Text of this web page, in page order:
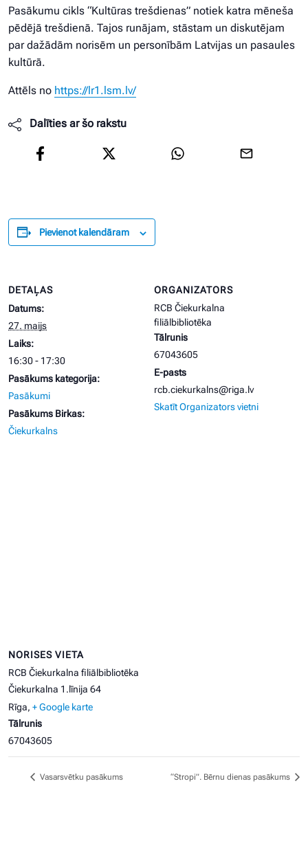
Pasākumu cikls “Kultūras trešdienas” notiek katra mēneša
pēdējā trešdienā. Tajos runājam, stāstam un diskutējam
par dažādām norisēm un personībām Latvijas un pasaules
kultūrā.
Attēls no https://lr1.lsm.lv/
Dalīties ar šo rakstu
Pievienot kalendāram
DETAĻAS
Datums:
27. maijs
Laiks:
16:30 - 17:30
Pasākums kategorija:
Pasākumi
Pasākums Birkas:
Čiekurkalns
ORGANIZATORS
RCB Čiekurkalna
filiālbibliotēka
Tālrunis
67043605
E-pasts
rcb.ciekurkalns@riga.lv
Skatīt Organizators vietni
NORISES VIETA
RCB Čiekurkalna filiālbibliotēka
Čiekurkalna 1.līnija 64
Rīga, + Google karte
Tālrunis
67043605
Vasarsvētku pasākums “Stropi”. Bērnu dienas pasākums